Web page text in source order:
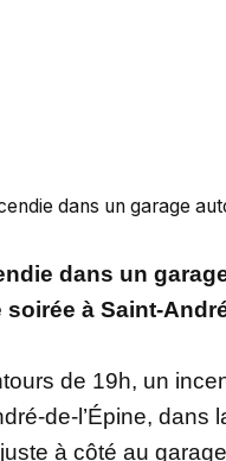
dans un garage
dans un
à Saint-
de 19h, un
de-l’Épine, dans
à côté au